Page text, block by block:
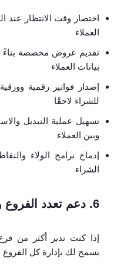
اختصار وقت الانتظار
العملاء
تقديم عروض مخصصة بناءً
بيانات العملاء
إصدار فواتير رقمية
للشراء لاحقًا
تسهيل عملية التبديل
وبين العملاء
إدماج برامج الولاء
الشراء
6. دعم تعدد الفروع وإدارة مركزية
يسمح لك بإدارة كل الفروع